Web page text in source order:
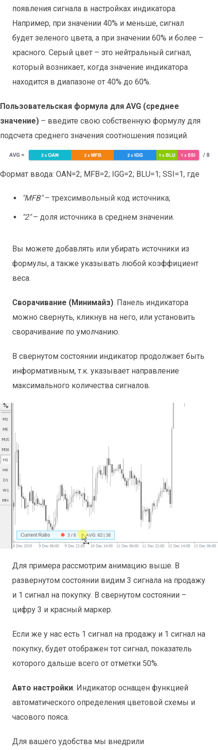
появления сигнала в настройках индикатора.
Например, при значении 40% и меньше, сигнал
будет зеленого цвета, а при значении 60% и более –
красного. Серый цвет – это нейтральный сигнал,
который возникает, когда значение индикатора
находится в диапазоне от 40% до 60%.
Пользовательская формула для AVG (среднее
значение) – введите свою собственную формулу для
подсчета среднего значения соотношения позиций.
Формат ввода: OAN=2; MFB=2; IGG=2; BLU=1; SSI=1, где
"MFB"– трехсимвольный код источника;
"2"– доля источника в среднем значении.
Вы можете добавлять или убирать источники из
формулы, а также указывать любой коэффициент
веса.
Сворачивание (Минимайз). Панель индикатора
можно свернуть, кликнув на него, или установить
сворачивание по умолчанию.
В свернутом состоянии индикатор продолжает быть
информативным, т.к. указывает направление
максимального количества сигналов.
Для примера рассмотрим анимацию выше. В
развернутом состоянии видим 3 сигнала на продажу
и 1 сигнал на покупку. В свернутом состоянии –
цифру 3 и красный маркер.
Если же у нас есть 1 сигнал на продажу и 1 сигнал на
покупку, будет отображен тот сигнал, показатель
которого дальше всего от отметки 50%.
Авто настройки. Индикатор оснащен функцией
автоматического определения цветовой схемы и
часового пояса.
Для вашего удобства мы внедрили